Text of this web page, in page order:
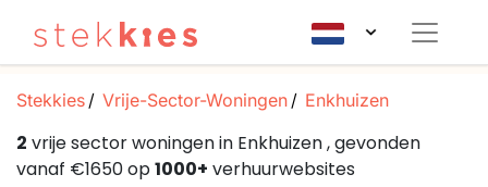
Stekkies Vrije-Sector-Woningen Enkhuizen
2 vrije sector woningen in Enkhuizen , gevonden
vanaf €1650 op1000+ verhuurwebsites